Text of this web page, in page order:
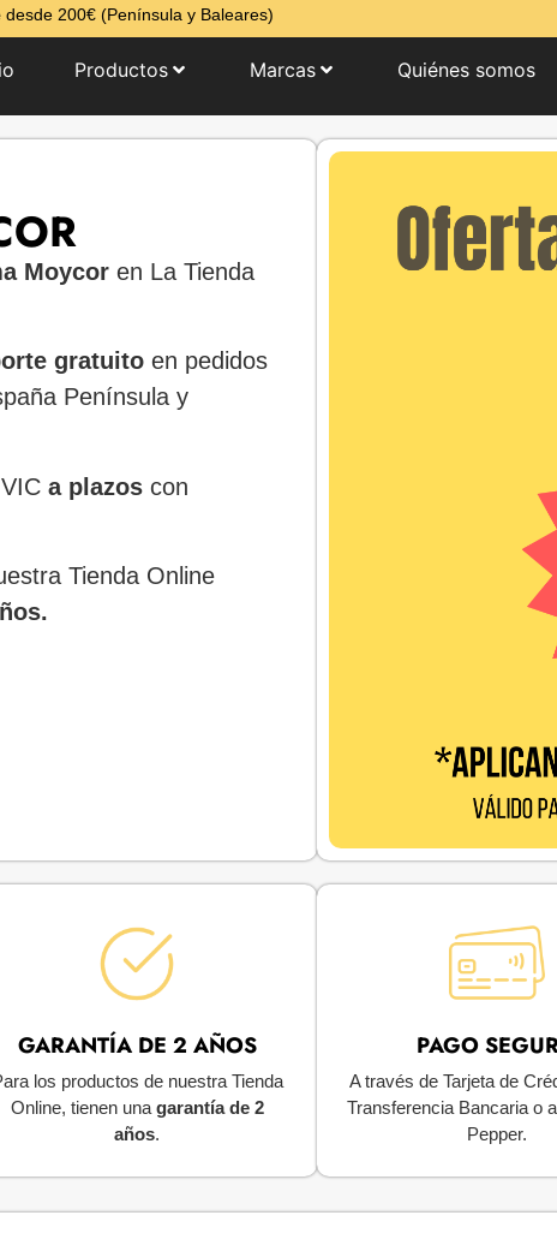
desde 200€ (Península y Baleares)
Productos Marcas Quiénes somos
Moycor en La Tienda
gratuito en pedidos
Península y
a plazos con
Tienda Online
GARANTÍA DE 2 AÑOS
los productos de nuestra Tienda
Online, tienen una garantía de 2
años.
PAGO
A través de Tarjeta de
Transferencia Bancaria o
Pepper.